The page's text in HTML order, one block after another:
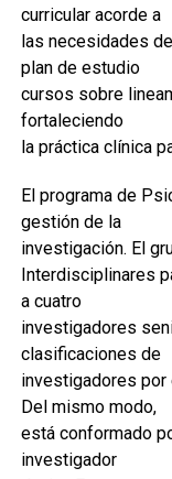
curricular acorde a
las necesidades
plan de estudio
cursos sobre
fortaleciendo
la práctica clínica
El programa de
gestión de la
investigación. El
Interdisciplinares
a cuatro
investigadores
clasificaciones de
investigadores por
Del mismo modo,
está conformado
investigador